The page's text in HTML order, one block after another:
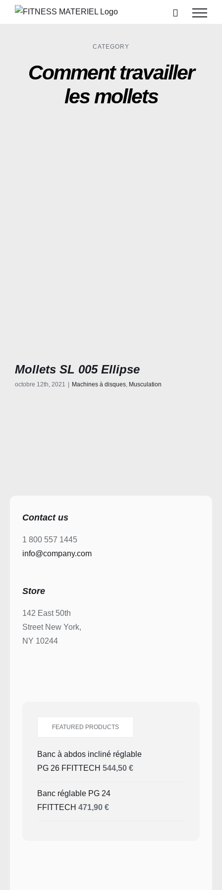
Passer
CATEGORY
Comment travailler
les mollets
Mollets SL 005 Ellipse
octobre 12th, 2021 Machines à disques, Musculation
Contact us
1 800 557 1445
info@company.com
Store
142 East 50th
Street New York,
NY 10244
FEATURED PRODUCTS
Banc à abdos incliné réglable
PG 26 FFITTECH 544,50€
Banc réglable PG 24
FFITTECH 471,90€